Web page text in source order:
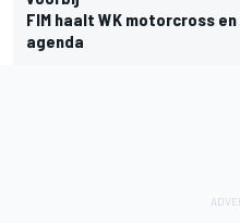
FIM haalt WK motorcross
agenda